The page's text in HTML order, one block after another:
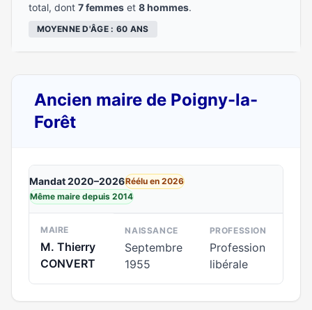
total, dont 7 femmes et 8 hommes.
MOYENNE D'ÂGE : 60 ANS
Ancien maire de Poigny-la-
Forêt
Mandat 2020–2026Réélu en 2026
Même maire depuis 2014
MAIRE
M. Thierry
CONVERT
NAISSANCE
Septembre
1955
PROFESSION
Profession
libérale